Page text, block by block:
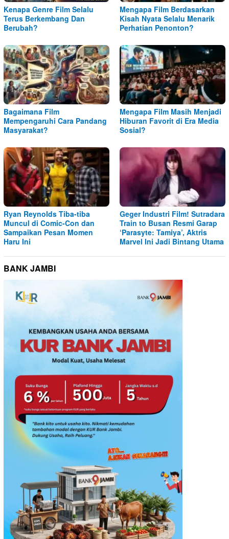
Kenapa Genre Film Selalu
Terus Berkembang Dan
Berubah?
Mengapa Film Berdasarkan
Kisah Nyata Selalu Menarik
Perhatian Penonton?
Bagaimana Film
Mempengaruhi Cara Pandang
Masyarakat?
Mengapa Film Masih Menjadi
Hiburan Favorit di Era Media
Sosial?
Ryan Reynolds Tiba-tiba
Muncul di Comic-Con dan
Sampaikan Pesan Momen
Haru Ini
Geger Industri Film! Sutradara
Train to Busan Resmi Garap
‘Parasyte: Tamiya’, Aktris
Marvel Ini Jadi Bintang Utama
BANK JAMBI